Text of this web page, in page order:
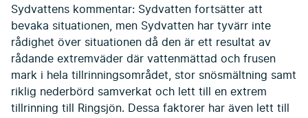
Sydvattens kommentar: Sydvatten fortsätter att
bevaka situationen, men Sydvatten har tyvärr inte
rådighet över situationen då den är ett resultat av
rådande extremväder där vattenmättad och frusen
mark i hela tillrinningsområdet, stor snösmältning samt
riklig nederbörd samverkat och lett till en extrem
tillrinning till Ringsjön. Dessa faktorer har även lett till